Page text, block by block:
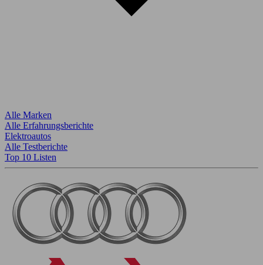
Alle Marken
Alle Erfahrungsberichte
Elektroautos
Alle Testberichte
Top 10 Listen